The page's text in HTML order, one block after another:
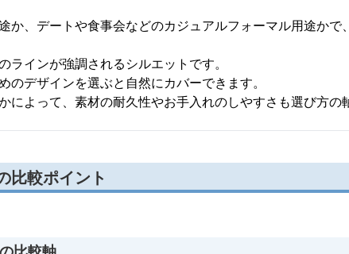
か、デートや食事会などのカジュアルフォーマル用途かで
ラインが強調されるシルエットです。
デザインを選ぶと自然にカバーできます。
によって、素材の耐久性やお手入れのしやすさも選び方の
比較ポイント